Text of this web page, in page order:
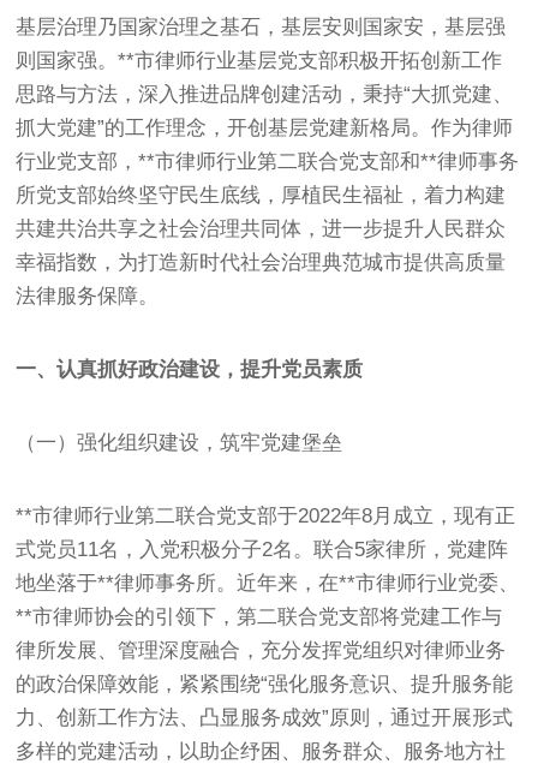
基层治理乃国家治理之基石，基层安则国家安，基层强
则国家强。**市律师行业基层党支部积极开拓创新工作
思路与方法，深入推进品牌创建活动，秉持“大抓党建、
抓大党建”的工作理念，开创基层党建新格局。作为律师
行业党支部，**市律师行业第二联合党支部和**律师事务
所党支部始终坚守民生底线，厚植民生福祉，着力构建
共建共治共享之社会治理共同体，进一步提升人民群众
幸福指数，为打造新时代社会治理典范城市提供高质量
法律服务保障。
一、认真抓好政治建设，提升党员素质
（一）强化组织建设，筑牢党建堡垒
**市律师行业第二联合党支部于2022年8月成立，现有正
式党员11名，入党积极分子2名。联合5家律所，党建阵
地坐落于**律师事务所。近年来，在**市律师行业党委、
**市律师协会的引领下，第二联合党支部将党建工作与
律所发展、管理深度融合，充分发挥党组织对律师业务
的政治保障效能，紧紧围绕“强化服务意识、提升服务能
力、创新工作方法、凸显服务成效”原则，通过开展形式
多样的党建活动，以助企纾困、服务群众、服务地方社